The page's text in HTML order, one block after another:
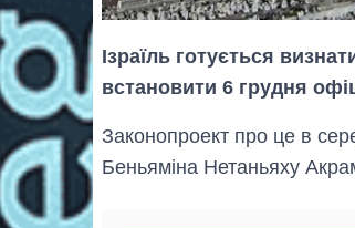
Ізраїль готується
встановити 6 грудня
Законопроект про це в
Беньяміна Нетаньяху